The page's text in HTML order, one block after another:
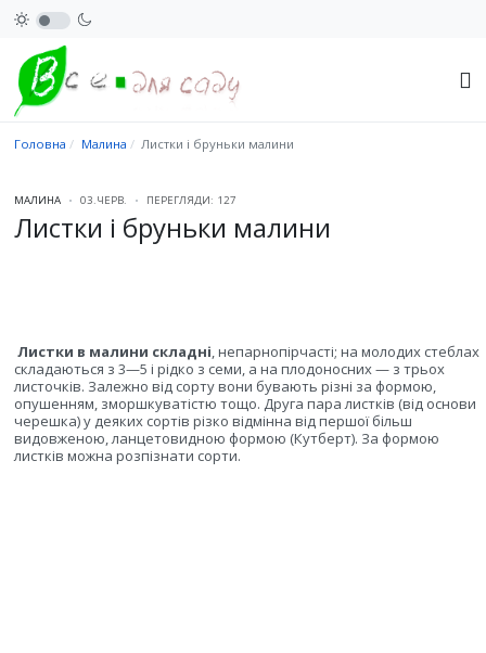
Головна Малина Листки і бруньки малини
МАЛИНА 03.ЧЕРВ. ПЕРЕГЛЯДИ: 127
Листки і бруньки малини
Листки в малини складні, непарнопірчасті; на молодих стеблах
складаються з 3—5 і рідко з семи, а на плодоносних — з трьох
листочків. Залежно від сорту вони бувають різні за формою,
опушенням, зморшкуватістю тощо. Друга пара листків (від основи
черешка) у деяких сортів різко відмінна від першої більш
видовженою, ланцетовидною формою (Кутберт). За формою
листків можна розпізнати сорти.